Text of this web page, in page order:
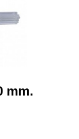
mm.